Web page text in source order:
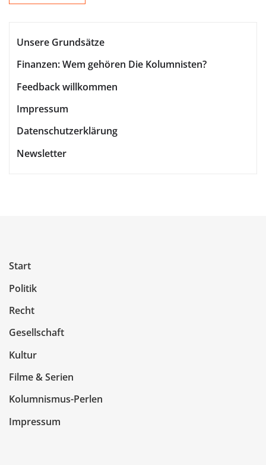
Unsere Grundsätze
Finanzen: Wem gehören Die Kolumnisten?
Feedback willkommen
Impressum
Datenschutzerklärung
Newsletter
Start
Politik
Recht
Gesellschaft
Kultur
Filme & Serien
Kolumnismus-Perlen
Impressum